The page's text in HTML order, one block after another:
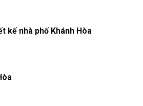
kế nhà phố Khánh Hòa